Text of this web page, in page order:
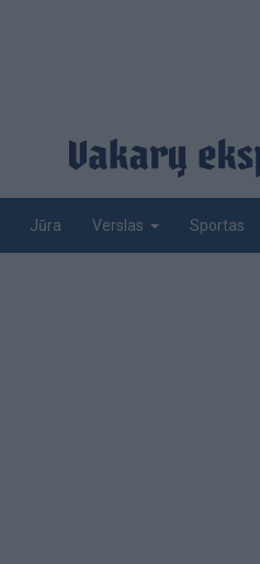
Jūra Verslas Sportas